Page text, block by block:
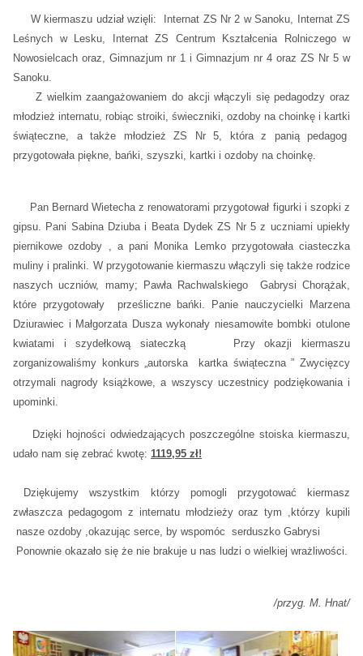
W kiermaszu udział wzięli: Internat ZS Nr 2 w Sanoku, Internat ZS
Leśnych w Lesku, Internat ZS Centrum Kształcenia Rolniczego w
Nowosielcach oraz, Gimnazjum nr 1 i Gimnazjum nr 4 oraz ZS Nr 5 w
Sanoku.
Z wielkim zaangażowaniem do akcji włączyli się pedagodzy oraz
młodzież internatu, robiąc stroiki, świeczniki, ozdoby na choinkę i kartki
świąteczne, a także młodzież ZS Nr 5, która z panią pedagog
przygotowała piękne, bańki, szyszki, kartki i ozdoby na choinkę.
Pan Bernard Wietecha z renowatorami przygotował figurki i szopki z
gipsu. Pani Sabina Dziuba i Beata Dydek ZS Nr 5 z uczniami upiekły
piernikowe ozdoby , a pani Monika Lemko przygotowała ciasteczka
muliny i pralinki. W przygotowanie kiermaszu włączyli się także rodzice
naszych uczniów, mamy; Pawła Rachwalskiego Gabrysi Chorążak,
które przygotowały prześliczne bańki. Panie nauczycielki Marzena
Dziurawiec i Małgorzata Dusza wykonały niesamowite bombki otulone
kwiatami i szydełkową siateczką Przy okazji kiermaszu
zorganizowaliśmy konkurs „autorska kartka świąteczna ” Zwycięzcy
otrzymali nagrody książkowe, a wszyscy uczestnicy podziękowania i
upominki.
Dzięki hojności odwiedzających poszczególne stoiska kiermaszu,
udało nam się zebrać kwotę: 1119,95 zł!
Dziękujemy wszystkim którzy pomogli przygotować kiermasz
zwłaszcza pedagogom z internatu młodzieży oraz tym ,którzy kupili
nasze ozdoby ,okazując serce, by wspomóc serduszko Gabrysi
Ponownie okazało się że nie brakuje u nas ludzi o wielkiej wrażliwości.
/przyg. M. Hnat/